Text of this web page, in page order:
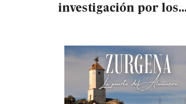
investigación por los
Carboneras